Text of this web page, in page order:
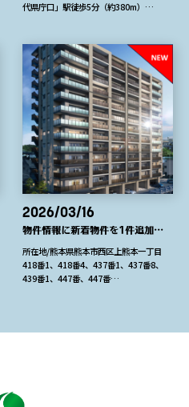
代県庁口」駅徒歩5分（約380m）…
2026/03/16
物件情報に新着物件を1件追加しました
所在地/熊本県熊本市西区上熊本一丁目
418番1、418番4、437番1、437番8、
439番1、447番、447番…